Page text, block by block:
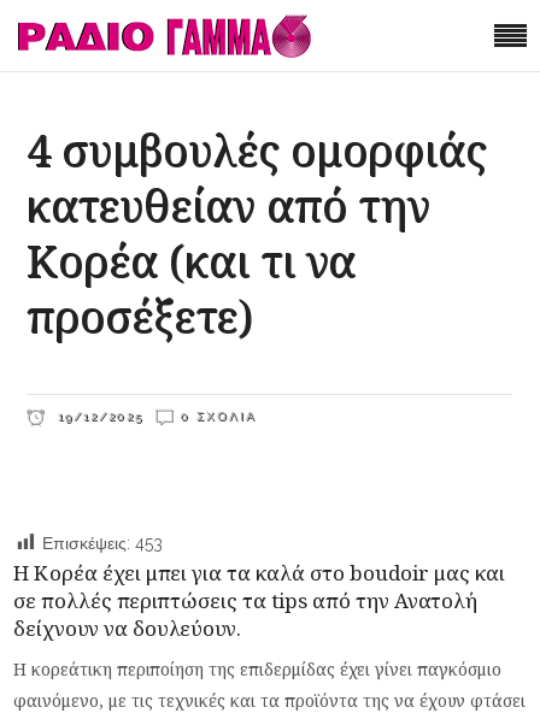
4 συμβουλές ομορφιάς
κατευθείαν από την
Κορέα (και τι να
προσέξετε)
19/12/2025 0 ΣΧΌΛΙΑ
Επισκέψεις: 453
Η Κορέα έχει μπει για τα καλά στο boudoir μας και
σε πολλές περιπτώσεις τα tips από την Ανατολή
δείχνουν να δουλεύουν.
Η κορεάτικη περιποίηση της επιδερμίδας έχει γίνει παγκόσμιο
φαινόμενο, με τις τεχνικές και τα προϊόντα της να έχουν φτάσει